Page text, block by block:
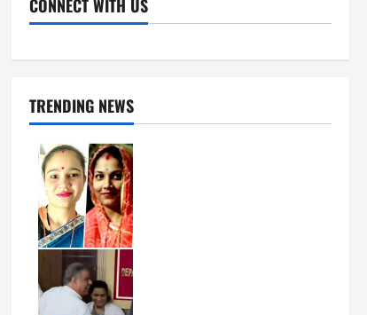
CONNECT WITH US
TRENDING NEWS